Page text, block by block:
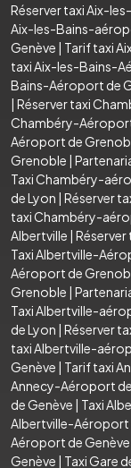
Réserver taxi Aix-
Aix-les-Bains-
Genève | Tarif taxi
taxi Aix-les-Bains-
Bains-Aéroport de
| Réserver taxi
Chambéry-
Aéroport de
Grenoble |
Taxi Chambéry-
de Lyon | Réserver
taxi Chambéry-
Albertville | Réserver
Taxi Albertville-
Aéroport de
Grenoble |
Taxi Albertville-
de Lyon | Réserver
taxi Albertville-
Genève | Tarif taxi
Annecy-Aéroport
de Genève | Taxi
Albertville-Aéroport
Aéroport de Genève
Genève | Taxi Gare